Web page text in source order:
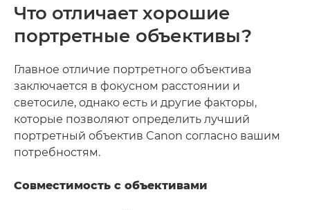
Что отличает хорошие
портретные объективы?
Главное отличие портретного объектива
заключается в фокусном расстоянии и
светосиле, однако есть и другие факторы,
которые позволяют определить лучший
портретный объектив Canon согласно вашим
потребностям.
Совместимость с объективами